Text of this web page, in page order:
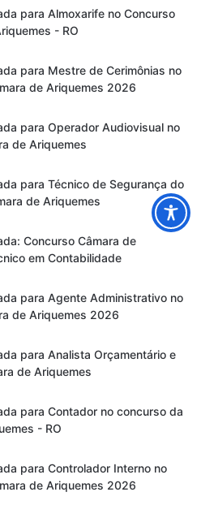
para Almoxarife no Concurso
- RO
para Mestre de Cerimônias no
de Ariquemes 2026
para Operador Audiovisual no
de Ariquemes
para Técnico de Segurança do
de Ariquemes
Concurso Câmara de
em Contabilidade
para Agente Administrativo no
de Ariquemes 2026
para Analista Orçamentário e
de Ariquemes
para Contador no concurso da
- RO
para Controlador Interno no
de Ariquemes 2026